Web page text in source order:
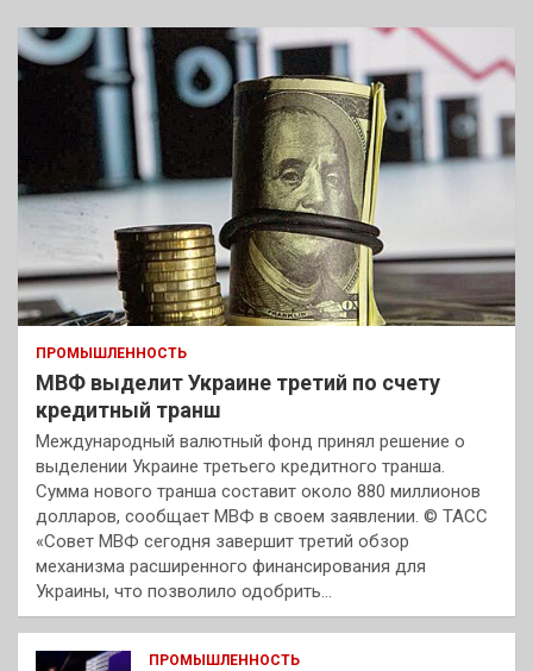
ПРОМЫШЛЕННОСТЬ
МВФ выделит Украине третий по счету
кредитный транш
Международный валютный фонд принял решение о
выделении Украине третьего кредитного транша.
Сумма нового транша составит около 880 миллионов
долларов, сообщает МВФ в своем заявлении. © ТАСС
«Совет МВФ сегодня завершит третий обзор
механизма расширенного финансирования для
Украины, что позволило одобрить…
ПРОМЫШЛЕННОСТЬ